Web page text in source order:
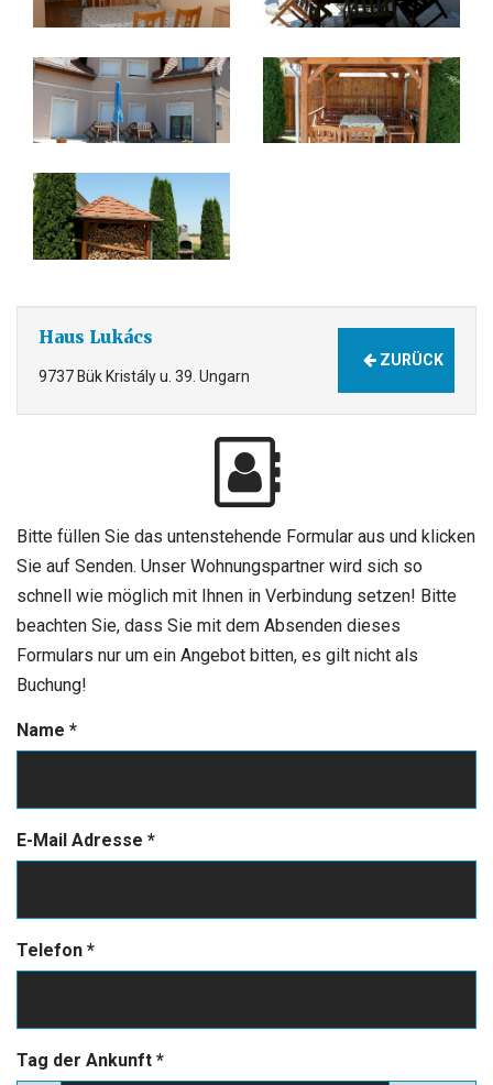
Haus Lukács
9737 Bük Kristály u. 39. Ungarn
ZURÜCK
Bitte füllen Sie das untenstehende Formular aus und klicken
Sie auf Senden. Unser Wohnungspartner wird sich so
schnell wie möglich mit Ihnen in Verbindung setzen! Bitte
beachten Sie, dass Sie mit dem Absenden dieses
Formulars nur um ein Angebot bitten, es gilt nicht als
Buchung!
Name *
E-Mail Adresse *
Telefon *
Tag der Ankunft *